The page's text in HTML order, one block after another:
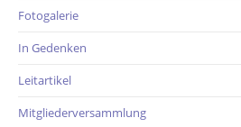
Fotogalerie
In Gedenken
Leitartikel
Mitgliederversammlung